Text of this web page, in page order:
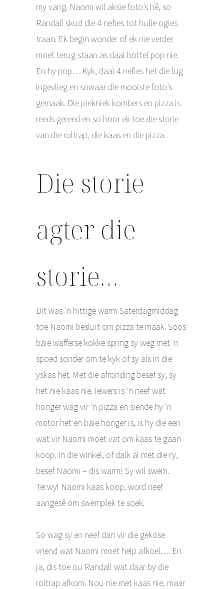
my vang. Naomi wil aksie foto’s hê, so
Randall skud die 4 nefies tot hulle ogies
traan. Ek begin wonder of ek nie verder
moet terug staan as daai bottel pop nie.
En hy pop… Kyk, daai 4 nefies het die lug
ingevlieg en sowaar die mooiste foto’s
gemaak. Die piekniek kombers en pizza is
reeds gereed en so hoor ek toe die storie
van die roltrap, die kaas en die pizza.
Die storie
agter die
storie…
Dit was ‘n hittige warm Saterdagmiddag
toe Naomi besluit om pizza te maak. Soos
baie wafferse kokke spring sy weg met ‘n
spoed sonder om te kyk of sy als in die
yskas het. Met die afronding besef sy, sy
het nie kaas nie. Iewers is ‘n neef wat
honger wag vir ‘n pizza en siende hy ‘n
motor het en baie honger is, is hy die een
wat vir Naomi moet vat om kaas te gaan
koop. In die winkel, of dalk al met die ry,
besef Naomi – dis warm! Sy wil swem.
Terwyl Naomi kaas koop, word neef
aangesê om swemplek te soek.
So wag sy en neef dan vir die gekose
vriend wat Naomi moet help afkoel…. En
ja, dis toe ou Randall wat daar by die
roltrap afkom. Nou nie met kaas nie, maar